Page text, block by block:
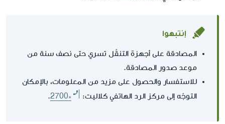
إنتبهوا
المصادقة على أجهزة التنقّل تسري حتى نصف سنة من
موعد صدور المصادقة.
للاستفسار والحصول على مزيد من المعلومات، بالإمكان
التوجّه إلى مركز الرد الهاتفي كلاليت:
2700*
.